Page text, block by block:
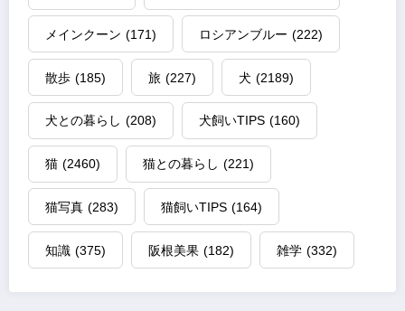
メインクーン (171) ロシアンブルー (222)
散歩 (185) 旅 (227) 犬 (2189)
犬との暮らし (208) 犬飼いTIPS (160)
猫 (2460) 猫との暮らし (221)
猫写真 (283) 猫飼いTIPS (164)
知識 (375) 阪根美果 (182) 雑学 (332)